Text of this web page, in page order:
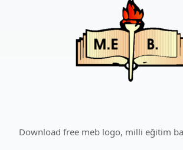
Download free meb logo, milli eğitim